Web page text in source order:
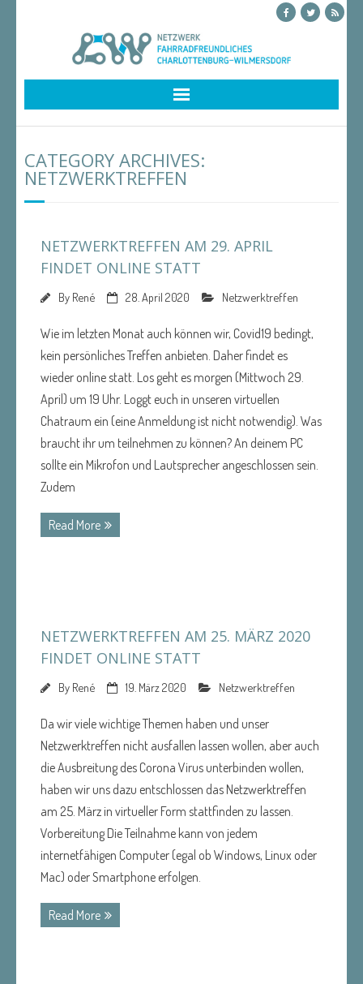
CATEGORY ARCHIVES:
NETZWERKTREFFEN
NETZWERKTREFFEN AM 29. APRIL
FINDET ONLINE STATT
By René 28. April 2020 Netzwerktreffen
Wie im letzten Monat auch können wir, Covid19 bedingt,
kein persönliches Treffen anbieten. Daher findet es
wieder online statt. Los geht es morgen (Mittwoch 29.
April) um 19 Uhr. Loggt euch in unseren virtuellen
Chatraum ein (eine Anmeldung ist nicht notwendig). Was
braucht ihr um teilnehmen zu können? An deinem PC
sollte ein Mikrofon und Lautsprecher angeschlossen sein.
Zudem
Read More
NETZWERKTREFFEN AM 25. MÄRZ 2020
FINDET ONLINE STATT
By René 19. März 2020 Netzwerktreffen
Da wir viele wichtige Themen haben und unser
Netzwerktreffen nicht ausfallen lassen wollen, aber auch
die Ausbreitung des Corona Virus unterbinden wollen,
haben wir uns dazu entschlossen das Netzwerktreffen
am 25. März in virtueller Form stattfinden zu lassen.
Vorbereitung Die Teilnahme kann von jedem
internetfähigen Computer (egal ob Windows, Linux oder
Mac) oder Smartphone erfolgen.
Read More